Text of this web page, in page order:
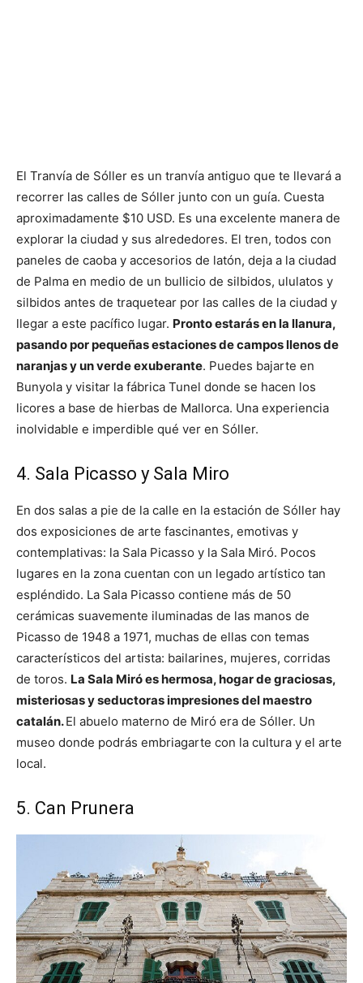
El Tranvía de Sóller es un tranvía antiguo que te llevará a
recorrer las calles de Sóller junto con un guía. Cuesta
aproximadamente $10 USD. Es una excelente manera de
explorar la ciudad y sus alrededores. El tren, todos con
paneles de caoba y accesorios de latón, deja a la ciudad
de Palma en medio de un bullicio de silbidos, ululatos y
silbidos antes de traquetear por las calles de la ciudad y
llegar a este pacífico lugar. Pronto estarás en la llanura,
pasando por pequeñas estaciones de campos llenos de
naranjas y un verde exuberante. Puedes bajarte en
Bunyola y visitar la fábrica Tunel donde se hacen los
licores a base de hierbas de Mallorca. Una experiencia
inolvidable e imperdible qué ver en Sóller.
4. Sala Picasso y Sala Miro
En dos salas a pie de la calle en la estación de Sóller hay
dos exposiciones de arte fascinantes, emotivas y
contemplativas: la Sala Picasso y la Sala Miró. Pocos
lugares en la zona cuentan con un legado artístico tan
espléndido. La Sala Picasso contiene más de 50
cerámicas suavemente iluminadas de las manos de
Picasso de 1948 a 1971, muchas de ellas con temas
característicos del artista: bailarines, mujeres, corridas
de toros. La Sala Miró es hermosa, hogar de graciosas,
misteriosas y seductoras impresiones del maestro
catalán.El abuelo materno de Miró era de Sóller. Un
museo donde podrás embriagarte con la cultura y el arte
local.
5. Can Prunera